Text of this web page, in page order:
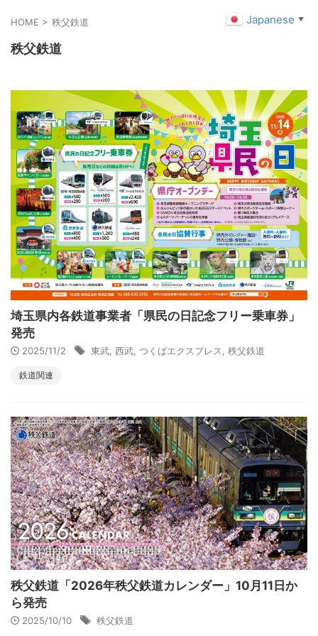
HOME > 秩父鉄道
秩父鉄道
埼玉県内各鉄道事業者「県民の日記念フリー乗車券」
発売
2025/11/2 東武 西武 つくばエクスプレス 秩父鉄道
鉄道関連
秩父鉄道「2026年秩父鉄道カレンダー」10月11日か
ら発売
2025/10/10 秩父鉄道
Japanese ▼